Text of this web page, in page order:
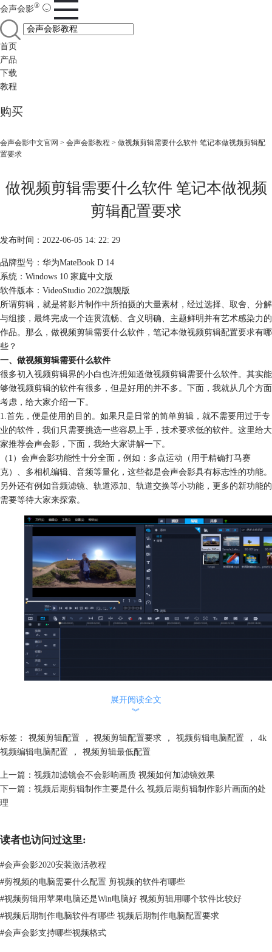
会声会影®
首页
产品
下载
教程
购买
会声会影中文官网 > 会声会影教程 > 做视频剪辑需要什么软件 笔记本做视频剪辑配
置要求
做视频剪辑需要什么软件 笔记本做视频
剪辑配置要求
发布时间：2022-06-05 14: 22: 29
品牌型号：华为MateBook D 14
系统：Windows 10 家庭中文版
软件版本：VideoStudio 2022旗舰版
所谓剪辑，就是将影片制作中所拍摄的大量素材，经过选择、取舍、分解
与组接，最终完成一个连贯流畅、含义明确、主题鲜明并有艺术感染力的
作品。那么，做视频剪辑需要什么软件，笔记本做视频剪辑配置要求有哪
些？
一、做视频剪辑需要什么软件
很多初入视频剪辑界的小白也许想知道做视频剪辑需要什么软件。其实能
够做视频剪辑的软件有很多，但是好用的并不多。下面，我就从几个方面
考虑，给大家介绍一下。
1.首先，便是使用的目的。如果只是日常的简单剪辑，就不需要用过于专
业的软件，我们只需要挑选一些容易上手，技术要求低的软件。这里给大
家推荐会声会影，下面，我给大家讲解一下。
（1）会声会影功能性十分全面，例如：多点运动（用于精确打马赛
克）、多相机编辑、音频等量化，这些都是会声会影具有标志性的功能。
另外还有例如音频滤镜 、轨道添加、轨道交换等小功能，更多的新功能的
需要等待大家来探索。
（图一：会声会影操作界面）
（2）界面也精美且清晰。最重要的是其非常容易上手，操作简单，非常
（3）有着非常详细的教程，在会声会影官网上，我们可以找到各种我们
所需要的教程，不仅有文字教学，也有视频教学。非常适合新手小白学
习。
（图二：会声会影官网）
2.如果是专业的视频剪辑，推荐使用Pr。Pr是一款老牌软件，也是专业剪
辑视频必备软件。其功能多，插件多，模板多，唯一的缺点就是特效不是
很强大，但是使用足够了。
展开阅读全文
︾
标签： 视频剪辑配置 ， 视频剪辑配置要求 ， 视频剪辑电脑配置 ，
4k
视频编辑电脑配置
， 视频剪辑最低配置
上一篇： 视频加滤镜会不会影响画质 视频如何加滤镜效果
下一篇： 视频后期剪辑制作主要是什么 视频后期剪辑制作影片画面的处
理
读者也访问过这里:
#会声会影2020安装激活教程
#剪视频的电脑需要什么配置 剪视频的软件有哪些
#视频剪辑用苹果电脑还是Win电脑好 视频剪辑用哪个软件比较好
#视频后期制作电脑软件有哪些 视频后期制作电脑配置要求
#会声会影支持哪些视频格式